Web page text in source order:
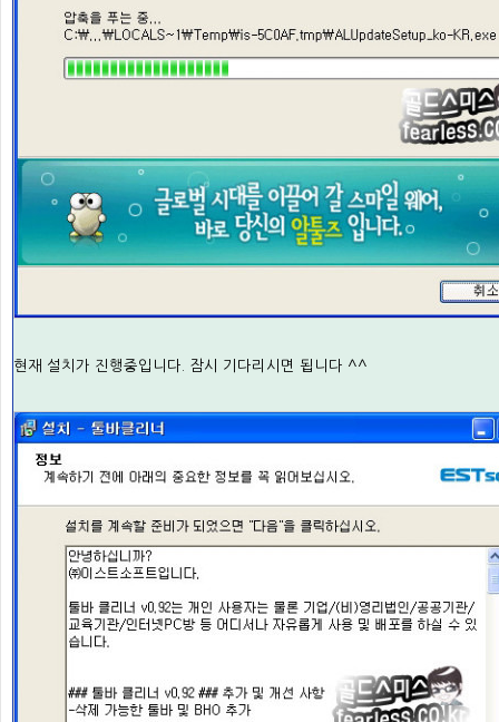
현재 설치가 진행중입니다. 잠시 기다리시면 됩니다 ^^